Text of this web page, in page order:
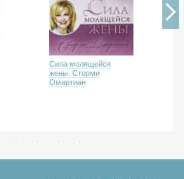
Сила молящейся
жены. Сторми
Омартиан